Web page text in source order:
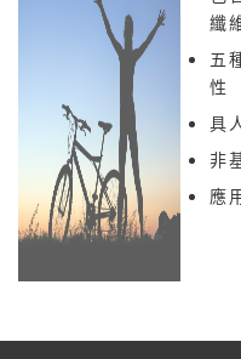
纖
五
性
具
非
應